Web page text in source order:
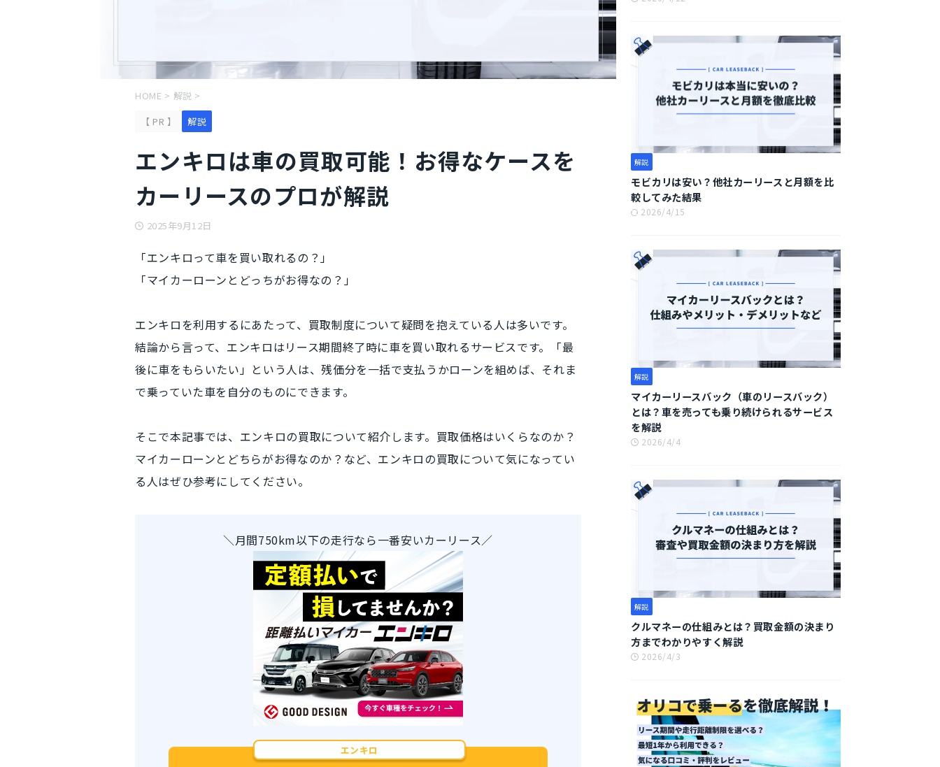
HOME > 解説 >
【 PR 】
解説
エンキロは車の買取可能！お得なケースを
カーリースのプロが解説
2025年9月12日
「エンキロって車を買い取れるの？」
「マイカーローンとどっちがお得なの？」
エンキロを利用するにあたって、 買取制度について疑問を抱えている人は多いです。
結論から言って、エンキロはリース期間終了時に車を買い取れるサービスです。「最
後に車をもらいたい」という人は、残価分を一括で支払うかローンを組めば、それま
で乗っていた車を自分のものにできます。
そこで本記事では、 エンキロの買取について紹介します。 買取価格はいくらなのか？
マイカーローンとどちらがお得なのか？ など、エンキロの買取について気になってい
る人はぜひ参考にしてください。
＼月間750km以下の走行なら一番安いカーリース／
エンキロ
解説
モビカリは安い？他社カーリースと月額を比
較してみた結果
2026/4/15
解説
マイカーリースバック（車のリースバック）
とは？車を売っても乗り続けられるサービス
を解説
2026/4/4
解説
クルマネーの仕組みとは？買取金額の決まり
方までわかりやすく解説
2026/4/3